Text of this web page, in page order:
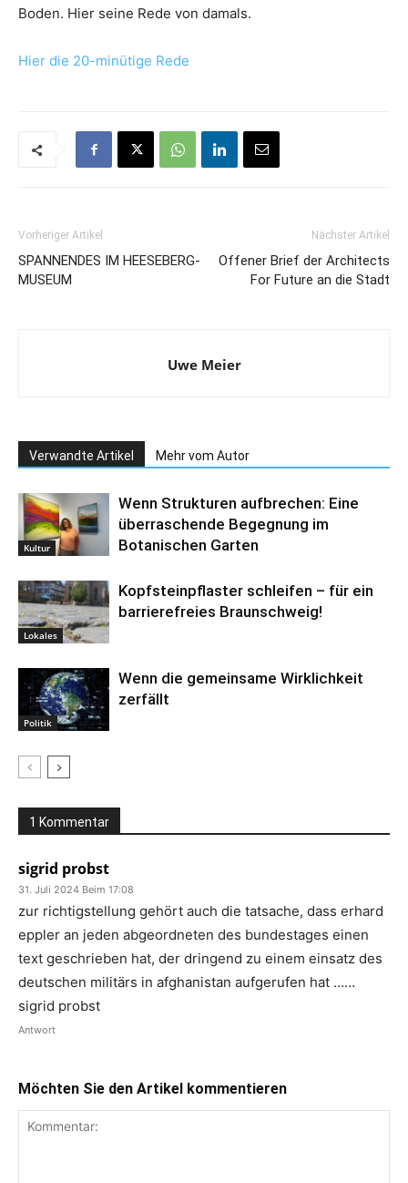
Boden. Hier seine Rede von damals.
Hier die 20-minütige Rede
Vorheriger Artikel
SPANNENDES IM HEESEBERG-
MUSEUM
Nächster Artikel
Offener Brief der Architects
For Future an die Stadt
Uwe Meier
Verwandte Artikel Mehr vom Autor
Kultur
Wenn Strukturen aufbrechen: Eine
überraschende Begegnung im
Botanischen Garten
Lokales
Kopfsteinpflaster schleifen – für ein
barrierefreies Braunschweig!
Politik
Wenn die gemeinsame Wirklichkeit
zerfällt
1 Kommentar
sigrid probst
31. Juli 2024 Beim 17:08
zur richtigstellung gehört auch die tatsache, dass erhard
eppler an jeden abgeordneten des bundestages einen
text geschrieben hat, der dringend zu einem einsatz des
deutschen militärs in afghanistan aufgerufen hat ……
sigrid probst
Antwort
Möchten Sie den Artikel kommentieren